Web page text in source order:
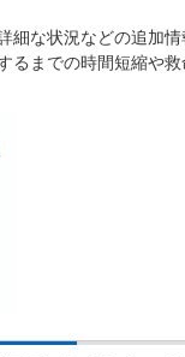
な状況などの追加
るまでの時間短縮や